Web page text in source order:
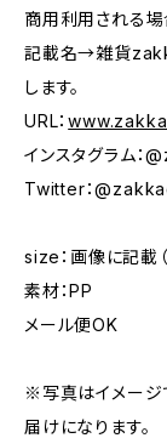
商用利用される場
記載名→雑貨
します。
URL：
インスタグラム
Twitter：
size：画像に記載
素材：PP
メール便OK
※写真はイメージ
届けになります。